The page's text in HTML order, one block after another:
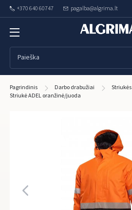
+370 640 60747 pagalba@algrima.lt
Pagrindinis Darbo drabužiai Striukės
Striukė ADEL oranžinė/juoda